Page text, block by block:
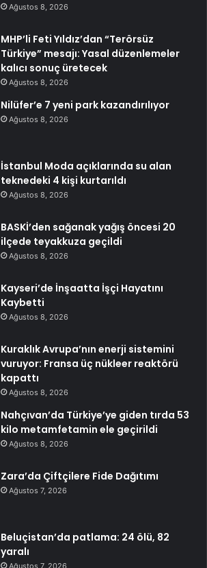
Ağustos 8, 2026
MHP’li Feti Yıldız’dan “Terörsüz
Türkiye” mesajı: Yasal düzenlemeler
kalıcı sonuç üretecek
Ağustos 8, 2026
Nilüfer’e 7 yeni park kazandırılıyor
Ağustos 8, 2026
İstanbul Moda açıklarında su alan
teknedeki 4 kişi kurtarıldı
Ağustos 8, 2026
BASKİ’den sağanak yağış öncesi 20
ilçede teyakkuza geçildi
Ağustos 8, 2026
Kayseri’de İnşaatta İşçi Hayatını
Kaybetti
Ağustos 8, 2026
Kuraklık Avrupa’nın enerji sistemini
vuruyor: Fransa üç nükleer reaktörü
kapattı
Ağustos 8, 2026
Nahçıvan’da Türkiye’ye giden tırda 53
kilo metamfetamin ele geçirildi
Ağustos 8, 2026
Zara’da Çiftçilere Fide Dağıtımı
Ağustos 7, 2026
Beluçistan’da patlama: 24 ölü, 82
yaralı
Ağustos 7, 2026